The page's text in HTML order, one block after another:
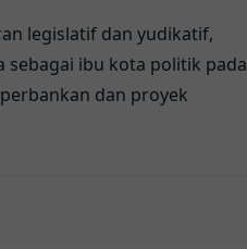
legislatif dan yudikatif,
ibu kota politik pada
dan proyek